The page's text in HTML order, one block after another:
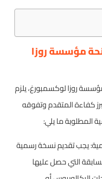
مؤسسة روزا
روزا لوكسمبورغ، يلزم
كفاءة المتقدم وتفوقه
المطلوبة ما يلي:
يجب تقديم نسخة رسمية
التي حصل عليها